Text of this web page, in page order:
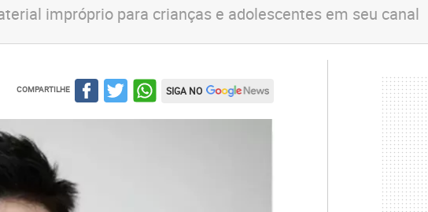
impróprio para crianças e adolescentes em seu canal
COMPARTILHE SIGA NO